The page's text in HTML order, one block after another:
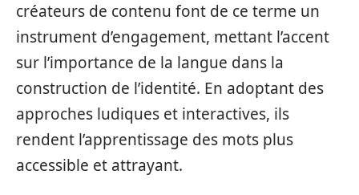
créateurs de contenu font de ce terme un
instrument d’engagement, mettant l’accent
sur l’importance de la langue dans la
construction de l’identité. En adoptant des
approches ludiques et interactives, ils
rendent l’apprentissage des mots plus
accessible et attrayant.